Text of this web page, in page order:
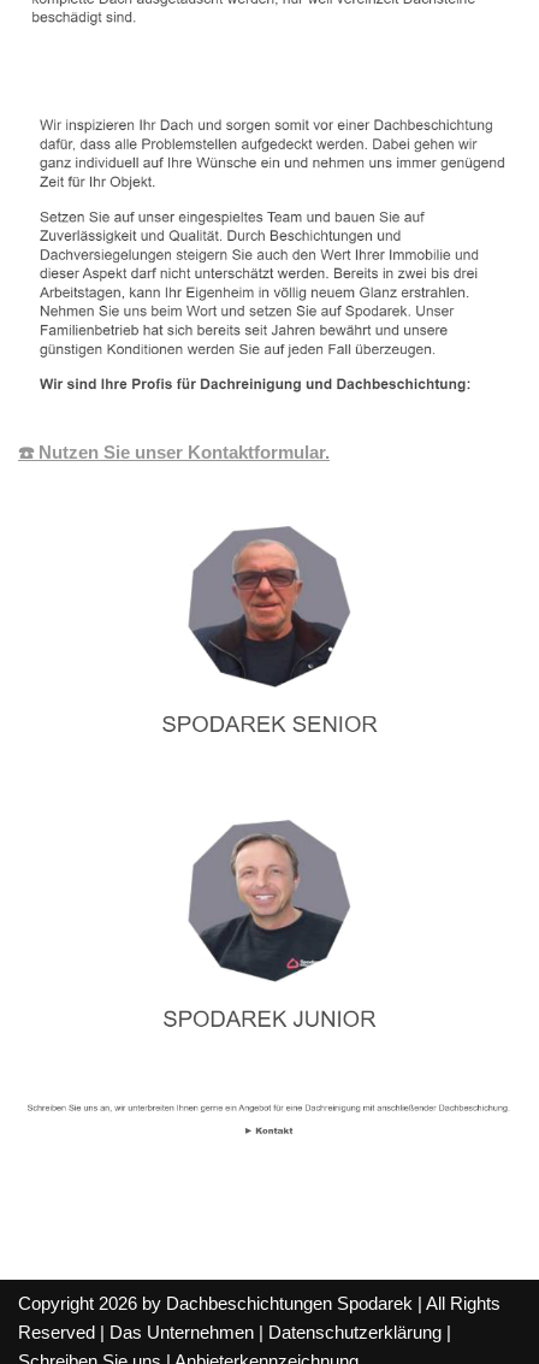
☎️ Nutzen Sie unser Kontaktformular.
Copyright 2026 by Dachbeschichtungen Spodarek | All Rights
Reserved |
Das Unternehmen Datenschutzerklärung